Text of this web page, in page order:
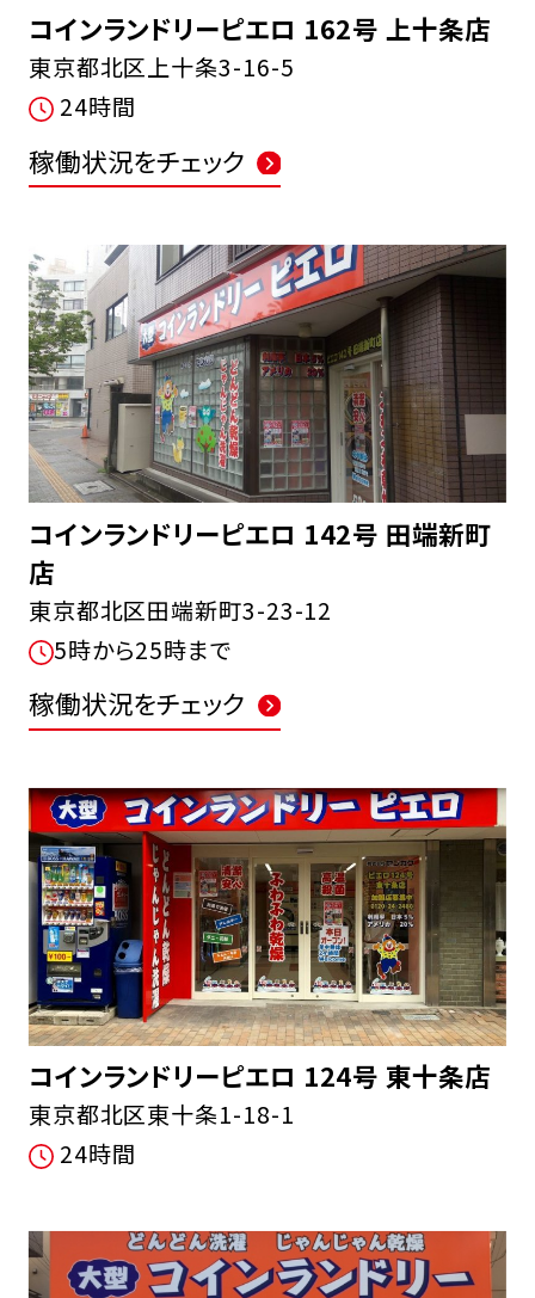
コインランドリーピエロ 162号 上十条店
東京都北区上十条3-16-5
24時間
稼働状況をチェック
コインランドリーピエロ 142号 田端新町
店
東京都北区田端新町3-23-12
5時から25時まで
稼働状況をチェック
コインランドリーピエロ 124号 東十条店
東京都北区東十条1-18-1
24時間